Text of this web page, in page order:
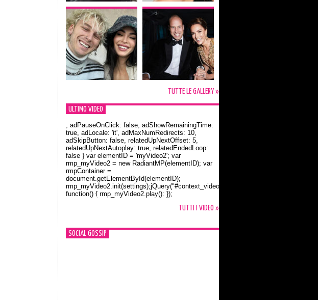
TUTTE LE GALLERY »
ULTIMO VIDEO
Orlando Bloom e la t-shirt dedicata a Flynn
, adPauseOnClick: false, adShowRemainingTime:
true, adLocale: 'it', adMaxNumRedirects: 10,
adSkipButton: false, relatedUpNextOffset: 5,
relatedUpNextAutoplay: true, relatedEndedLoop:
false } var elementID = 'myVideo2'; var
rmp_myVideo2 = new RadiantMP(elementID); var
rmpContainer =
document.getElementById(elementID);
rmp_myVideo2.init(settings);jQuery("#context_video2").one("mouseover",
function() { rmp_myVideo2.play(); });
TUTTI I VIDEO »
SOCIAL GOSSIP